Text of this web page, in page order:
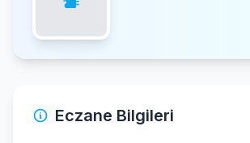
Eczane Bilgileri